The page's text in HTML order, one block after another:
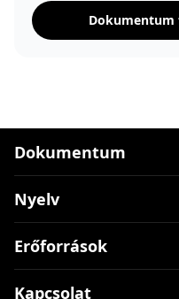
Dokumentum
Dokumentum
Nyelv
Erőforrások
Kapcsolat